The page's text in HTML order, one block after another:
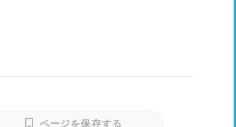
ページを保存する